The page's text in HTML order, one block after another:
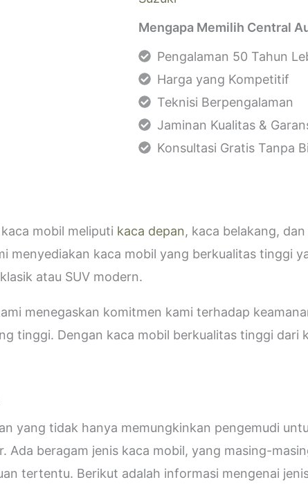
Mengapa Memilih Central
Pengalaman 50 Tahun
Harga yang Kompetitif
Teknisi Berpengalaman
Jaminan Kualitas &
Konsultasi Gratis Tanpa
mobil meliputi kaca depan, kaca belakang,
menyediakan kaca mobil yang berkualitas tinggi
atau SUV modern.
menegaskan komitmen kami terhadap
tinggi. Dengan kaca mobil berkualitas tinggi dari
yang tidak hanya memungkinkan pengemudi
Ada beragam jenis kaca mobil, yang masing-
tertentu. Berikut adalah informasi mengenai